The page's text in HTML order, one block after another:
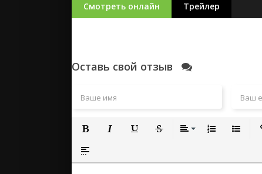
Смотреть онлайн Трейлер
Оставь свой отзыв
Полужирный
Вставка спойлера